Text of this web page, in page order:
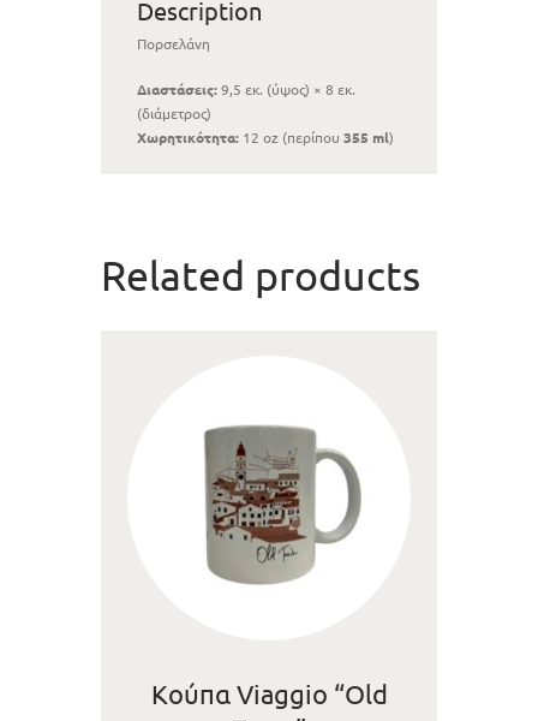
Description
Πορσελάνη
Διαστάσεις:9,5 εκ. (ύψος) × 8 εκ.
(διάμετρος)
Χωρητικότητα: 12 oz (περίπου 355 ml)
Related products
Κούπα Viaggio “Old